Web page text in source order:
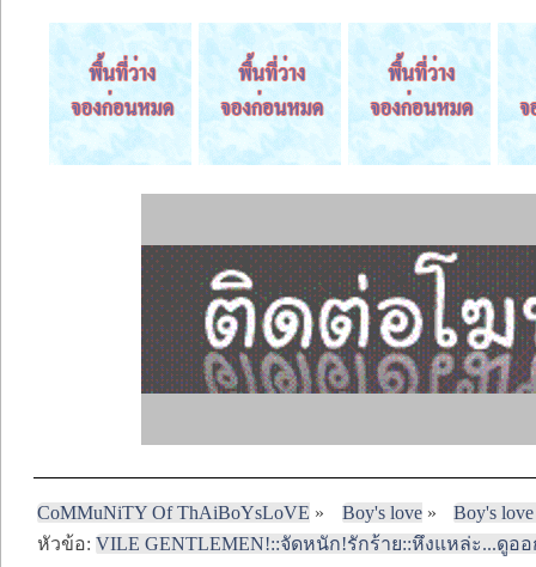
CoMMuNiTY Of ThAiBoYsLoVE » Boy's love»
Boy's
หัวข้อ:VILE GENTLEMEN!::จัดหนัก!รักร้าย::หึงแหล่ะ...ดูอ